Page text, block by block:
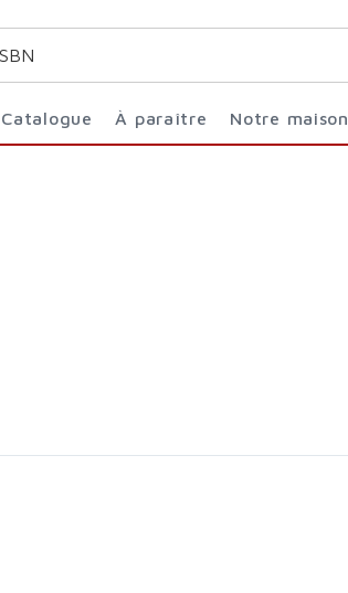
Catalogue À paraître Notre maison